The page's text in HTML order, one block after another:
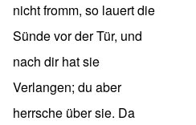
nicht fromm, so lauert die
Sünde vor der Tür, und
nach dir hat sie
Verlangen; du aber
herrsche über sie. Da